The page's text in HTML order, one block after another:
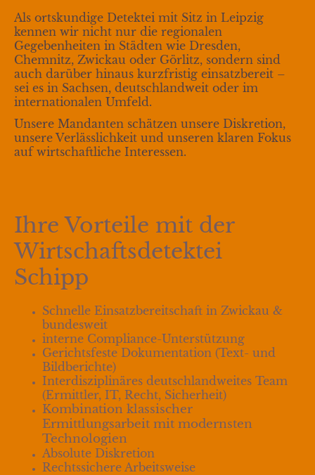
Als ortskundige Detektei mit Sitz in Leipzig
kennen wir nicht nur die regionalen
Gegebenheiten in Städten wie Dresden,
Chemnitz, Zwickau oder Görlitz, sondern sind
auch darüber hinaus kurzfristig einsatzbereit –
sei es in Sachsen, deutschlandweit oder im
internationalen Umfeld.
Unsere Mandanten schätzen unsere Diskretion,
unsere Verlässlichkeit und unseren klaren Fokus
auf wirtschaftliche Interessen.
Ihre Vorteile mit der
Wirtschaftsdetektei
Schipp
Schnelle Einsatzbereitschaft in Zwickau &
bundesweit
interne Compliance-Unterstützung
Gerichtsfeste Dokumentation (Text- und
Bildberichte)
Interdisziplinäres deutschlandweites Team
(Ermittler, IT, Recht, Sicherheit)
Kombination klassischer
Ermittlungsarbeit mit modernsten
Technologien
Absolute Diskretion
Rechtssichere Arbeitsweise